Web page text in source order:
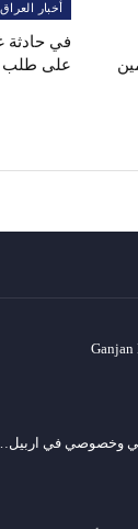
أخبار العراق
في حادثة
على طلب
وخصوصي في اربيل…